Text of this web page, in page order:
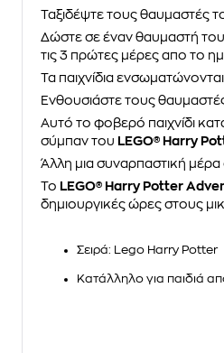
Ταξιδέψτε τους θαυμαστές
Δώστε σε έναν θαυμαστή του
τις 3 πρώτες μέρες απο το
Τα παιχνίδια
Ενθουσιάστε τους
Αυτό το φοβερό παιχνίδι
σύμπαν του LEGO® Harry
Άλλη μια συναρπαστική
Το LEGO® Harry Potter
δημιουργικές ώρες στους
Σειρά: Lego Harry Potter
Κατάλληλο για παιδιά